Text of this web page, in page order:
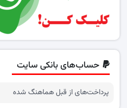
حساب‌های بانکی سایت
پرداخت‌های از قبل هماهنگ شده